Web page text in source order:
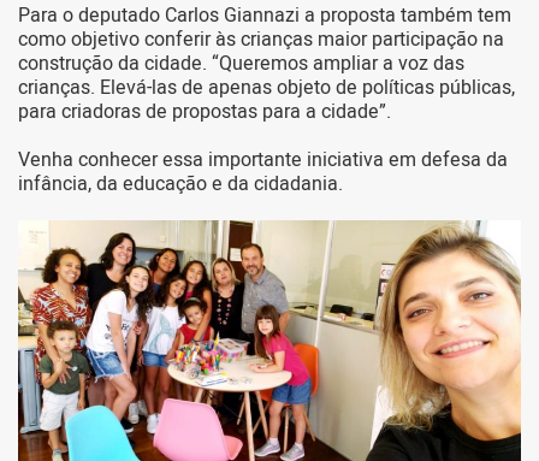
Para o deputado Carlos Giannazi a proposta também tem
como objetivo conferir às crianças maior participação na
construção da cidade. “Queremos ampliar a voz das
crianças. Elevá-las de apenas objeto de políticas públicas,
para criadoras de propostas para a cidade”.
Venha conhecer essa importante iniciativa em defesa da
infância, da educação e da cidadania.